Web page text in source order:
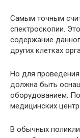
Самым точным
спектроскопии.
содержание
других клетках
Но для
должна быть
оборудованием.
медицинских
В обычных